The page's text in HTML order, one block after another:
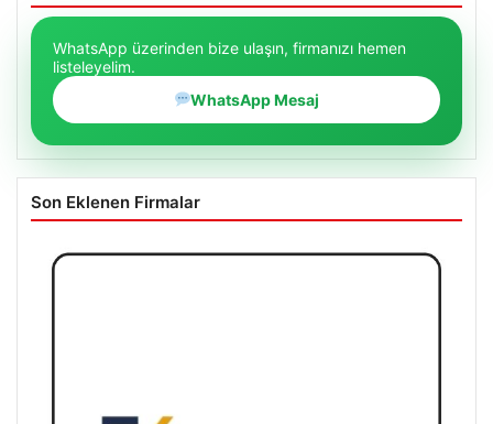
WhatsApp üzerinden bize ulaşın, firmanızı hemen
listeleyelim.
WhatsApp Mesaj
Son Eklenen Firmalar